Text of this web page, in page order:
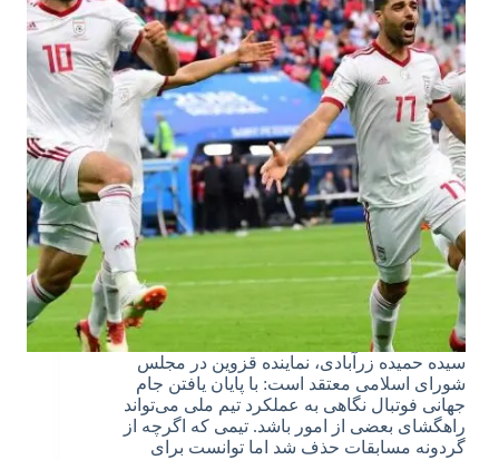
سیده حمیده زرآبادی، نماینده قزوین در مجلس
شورای اسلامی معتقد است: با پایان یافتن جام
جهانی فوتبال نگاهی به عملکرد تیم ملی می‌تواند
راهگشای بعضی از امور باشد. تیمی که اگرچه از
گردونه مسابقات حذف شد اما توانست برای